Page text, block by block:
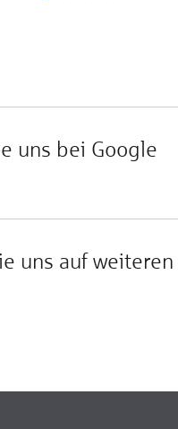
uns bei Google
uns auf weiteren